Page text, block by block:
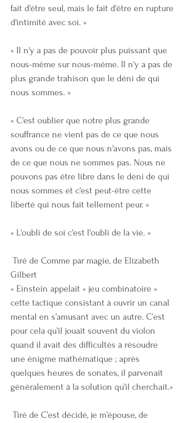
fait d'être seul, mais le fait d'être en rupture
d'intimité avec soi. »
« Il n'y a pas de pouvoir plus puissant que
nous-même sur nous-même. Il n'y a pas de
plus grande trahison que le déni de qui
nous sommes. »
« C'est oublier que notre plus grande
souffrance ne vient pas de ce que nous
avons ou de ce que nous n'avons pas, mais
de ce que nous ne sommes pas. Nous ne
pouvons pas être libre dans le déni de qui
nous sommes et c'est peut-être cette
liberté qui nous fait tellement peur. »
« L'oubli de soi c'est l'oubli de la vie. »
Gilbert
« Einstein appelait « jeu combinatoire »
cette tactique consistant à ouvrir un canal
mental en s’amusant avec un autre. C’est
pour cela qu’il jouait souvent du violon
quand il avait des difficultés à résoudre
une énigme mathématique ; après
quelques heures de sonates, il parvenait
généralement à la solution qu’il cherchait.»